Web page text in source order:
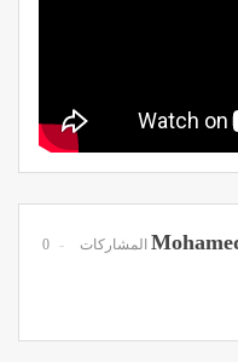
0